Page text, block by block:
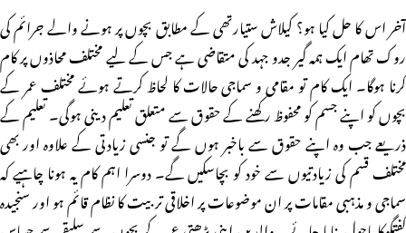
آخر اس کا حل کیا ہو؟ کیلاش ستیارتھی کے مطابق بچوں پر ہونے والے جرائم کی
روک تھام ایک ہمہ گیر جدو جہد کی متقاضی ہے جس کے لیے مختلف محاذوں پر کام
کرنا ہوگا۔ ایک کام تو مقامی و سماجی حالات کا لحاظ کرتے ہوئے مختلف عمر کے
بچوں کو اپنے جسم کو محفوظ رکھنے کے حقوق سے متعلق تعلیم دینی ہوگی۔ تعلیم کے
ذریعے جب وہ اپنے حقوق سے باخبر ہوں گے تو جنسی زیادتی کے علاوہ اور بھی
مختلف قسم کی زیادتیوں سے خود کو بچاسکیں گے۔ دوسرا اہم کام یہ ہونا چاہیے کہ
سماجی و مذہبی مقامات پر ان موضوعات پر اخلاقی تربیت کا نظام قائم ہو اور سنجیدہ